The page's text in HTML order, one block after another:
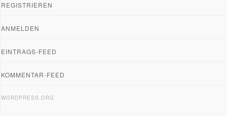
REGISTRIEREN
ANMELDEN
EINTRAGS-FEED
KOMMENTAR-FEED
WORDPRESS.ORG